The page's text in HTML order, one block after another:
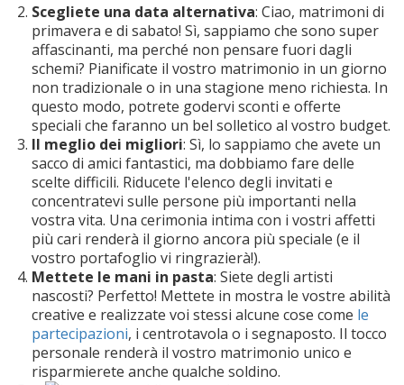
Scegliete una data alternativa: Ciao, matrimoni di
primavera e di sabato! Sì, sappiamo che sono super
affascinanti, ma perché non pensare fuori dagli
schemi? Pianificate il vostro matrimonio in un giorno
non tradizionale o in una stagione meno richiesta. In
questo modo, potrete godervi sconti e offerte
speciali che faranno un bel solletico al vostro budget.
Il meglio dei migliori: Sì, lo sappiamo che avete un
sacco di amici fantastici, ma dobbiamo fare delle
scelte difficili. Riducete l'elenco degli invitati e
concentratevi sulle persone più importanti nella
vostra vita. Una cerimonia intima con i vostri affetti
più cari renderà il giorno ancora più speciale (e il
vostro portafoglio vi ringrazierà!).
Mettete le mani in pasta: Siete degli artisti
nascosti? Perfetto! Mettete in mostra le vostre abilità
creative e realizzate voi stessi alcune cose come le
partecipazioni, i centrotavola o i segnaposto. Il tocco
personale renderà il vostro matrimonio unico e
risparmierete anche qualche soldino.